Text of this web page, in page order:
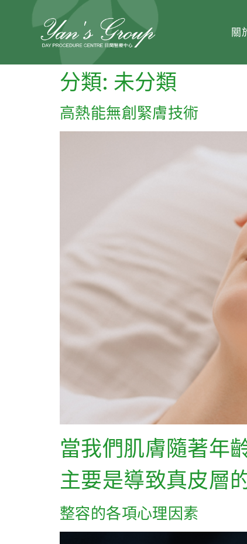
關
分類: 未分類
高熱能無創緊膚技術
當我們肌膚隨著年
主要是導致真皮層
整容的各項心理因素